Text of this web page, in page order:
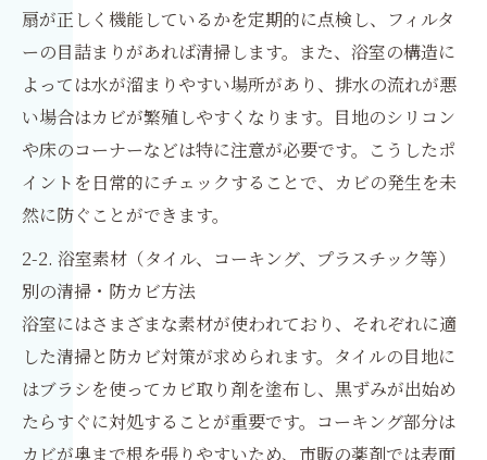
扇が正しく機能しているかを定期的に点検し、フィルタ
ーの目詰まりがあれば清掃します。また、浴室の構造に
よっては水が溜まりやすい場所があり、排水の流れが悪
い場合はカビが繁殖しやすくなります。目地のシリコン
や床のコーナーなどは特に注意が必要です。こうしたポ
イントを日常的にチェックすることで、カビの発生を未
然に防ぐことができます。
2-2. 浴室素材（タイル、コーキング、プラスチック等）
別の清掃・防カビ方法
浴室にはさまざまな素材が使われており、それぞれに適
した清掃と防カビ対策が求められます。タイルの目地に
はブラシを使ってカビ取り剤を塗布し、黒ずみが出始め
たらすぐに対処することが重要です。コーキング部分は
カビが奥まで根を張りやすいため、市販の薬剤では表面